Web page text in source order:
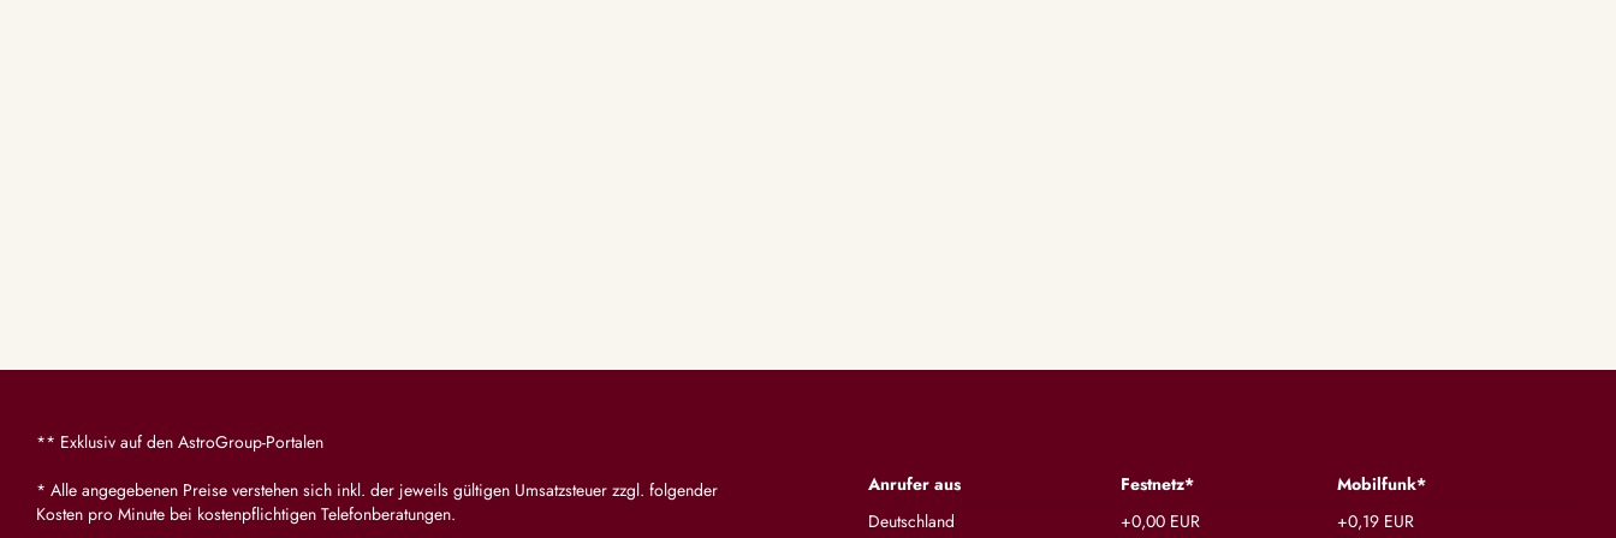
** Exklusiv auf den AstroGroup-Portalen
* Alle angegebenen Preise verstehen sich inkl. der jeweils gültigen Umsatzsteuer zzgl. folgender
Kosten pro Minute bei kostenpflichtigen Telefonberatungen.
Anrufer aus Festnetz*
Mobilfunk*
Deutschland
+0,00 EUR +0,19 EUR